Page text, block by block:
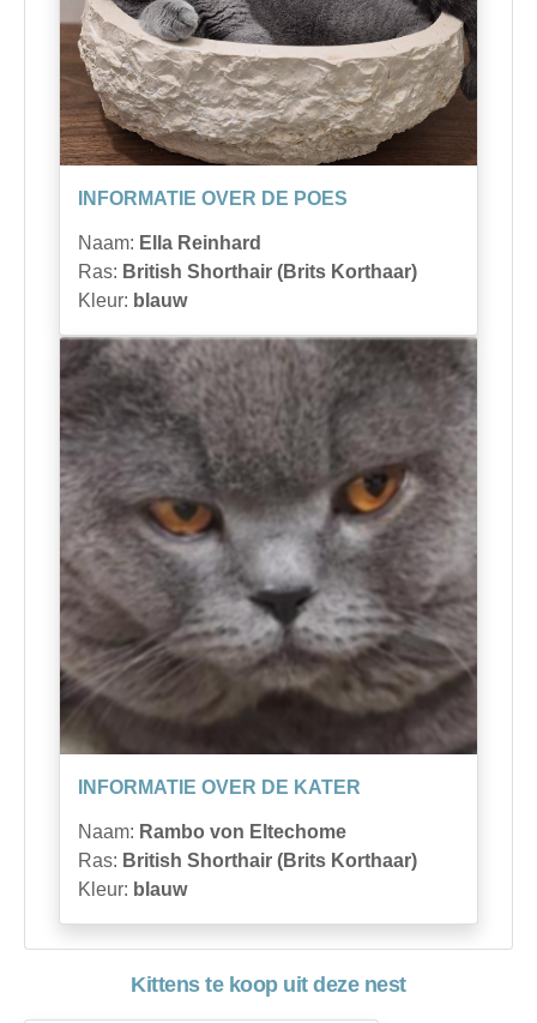
INFORMATIE OVER DE POES
Naam: Ella Reinhard
Ras: British Shorthair (Brits Korthaar)
Kleur: blauw
INFORMATIE OVER DE KATER
Naam: Rambo von Eltechome
Ras: British Shorthair (Brits Korthaar)
Kleur: blauw
Kittens te koop uit deze nest